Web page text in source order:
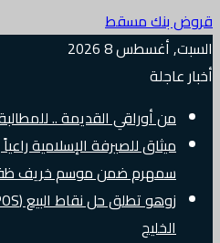
قروض بنك مسقط
السبت, أغسطس 8 2026
أخبار عاجلة
من أوراقي القديمة ..
ميثاق للصيرفة الإسلامية
سمهرم ضمن موسم خريف ظفار
الخليج